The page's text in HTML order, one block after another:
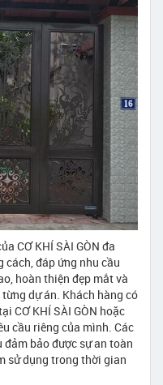
CƠ KHÍ SÀI GÒN đa
cách, đáp ứng nhu cầu
hoàn thiện đẹp mắt và
dự án. Khách hàng có
CƠ KHÍ SÀI GÒN hoặc
cầu riêng của mình. Các
đảm bảo được sự an toàn
sử dụng trong thời gian